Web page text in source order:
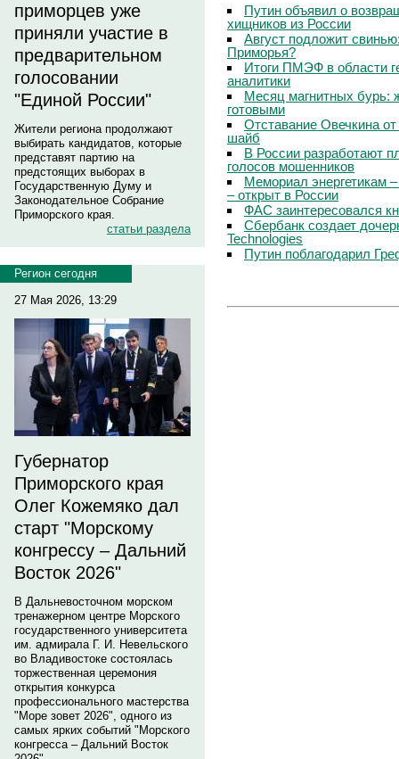
приморцев уже
приняли участие в
предварительном
голосовании
"Единой России"
Жители региона продолжают
выбирать кандидатов, которые
представят партию на
предстоящих выборах в
Государственную Думу и
Законодательное Собрание
Приморского края.
статьи раздела
Регион сегодня
27 Мая 2026, 13:29
Губернатор
Приморского края
Олег Кожемяко дал
старт "Морскому
конгрессу – Дальний
Восток 2026"
В Дальневосточном морском
тренажерном центре Морского
государственного университета
им. адмирала Г. И. Невельского
во Владивостоке состоялась
торжественная церемония
открытия конкурса
профессионального мастерства
"Море зовет 2026", одного из
самых ярких событий "Морского
конгресса – Дальний Восток
Путин объявил о
хищников из России
Август подложит
Приморья?
Итоги ПМЭФ в области
аналитики
Месяц магнитных бурь:
готовыми
Отставание Овечкина
шайб
В России разработают
голосов мошенников
Мемориал энергетикам
– открыт в России
ФАС заинтересовался
Сбербанк создает
Technologies
Путин поблагодарил